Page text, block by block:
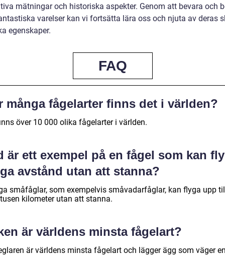
mätningar och historiska aspekter. Genom att bevara och
varelser kan vi fortsätta lära oss och njuta av deras
egenskaper.
FAQ
många fågelarter finns det i världen?
över 10 000 olika fågelarter i världen.
är ett exempel på en fågel som kan
avstånd utan att stanna?
småfåglar, som exempelvis småvadarfåglar, kan flyga upp
kilometer utan att stanna.
är världens minsta fågelart?
är världens minsta fågelart och lägger ägg som väger